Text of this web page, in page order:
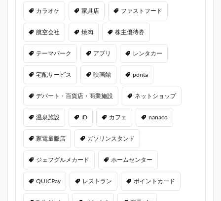
カラオケ 家具店 ファストフード
航空会社 焼肉 株主優待券
テーマパーク アプリ レンタカー
宅配サービス 映画館 ponta
デパート・百貨店・商業施設 ネットショップ
温泉施設 iD カフェ nanaco
家電量販店 ガソリンスタンド
ジェフグルメカード ホームセンター
QUICPay レストラン ポイントカード